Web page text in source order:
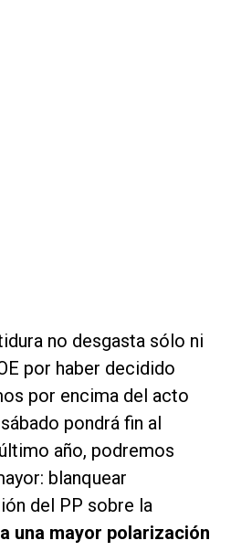
no desgasta sólo ni
por haber decidido
por encima del acto
pondrá fin al
año, podremos
blanquear
del PP sobre la
una mayor polarización